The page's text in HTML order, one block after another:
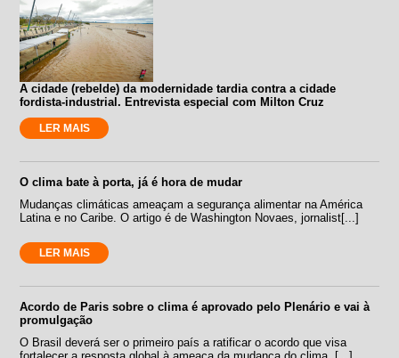
A cidade (rebelde) da modernidade tardia contra a cidade
fordista-industrial. Entrevista especial com Milton Cruz
LER MAIS
O clima bate à porta, já é hora de mudar
Mudanças climáticas ameaçam a segurança alimentar na América
Latina e no Caribe. O artigo é de Washington Novaes, jornalist[...]
LER MAIS
Acordo de Paris sobre o clima é aprovado pelo Plenário e vai à
promulgação
O Brasil deverá ser o primeiro país a ratificar o acordo que visa